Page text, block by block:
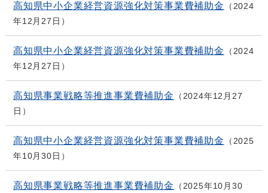
高知県中小企業経営資源強化対策事業費補助金
2024
年12月27日
高知県中小企業経営資源強化対策事業費補助金
2024
年12月27日
高知県事業戦略等推進事業費補助金
2024年12月27
日
高知県中小企業経営資源強化対策事業費補助金
2025
年10月30日
高知県事業戦略等推進事業費補助金
2025年10月30